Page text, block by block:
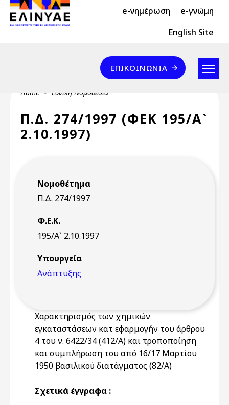
Skip to main content
Header Top 2 e-νημέρωση e-γνώμη
Header Top English Site
Επικοινωνία
ΕΠΙΚΟΙΝΩΝΊΑ
Breadcrumb
Home Εθνική Νομοθεσία
Π.Δ. 274/1997 (ΦΕΚ 195/Α`
2.10.1997)
Νομοθέτημα
Π.Δ. 274/1997
Φ.Ε.Κ.
195/Α` 2.10.1997
Υπουργεία
Ανάπτυξης
Χαρακτηρισμός των χημικών
εγκαταστάσεων κατ εφαρμογήν του άρθρου
4 του ν. 6422/34 (412/Α) και τροποποίηση
και συμπλήρωση του από 16/17 Μαρτίου
1950 βασιλικού διατάγματος (82/Α)
Σχετικά έγγραφα :